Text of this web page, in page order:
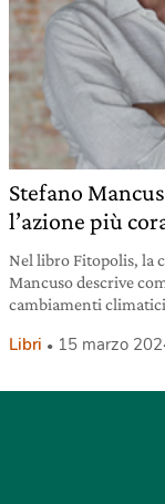
Stefano
l’azione più
Nel libro Fitopolis, la
Mancuso descrive
cambiamenti climatici
Libri 15 marzo